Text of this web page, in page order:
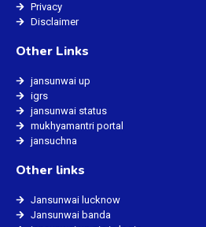
Privacy
Disclaimer
Other Links
jansunwai up
igrs
jansunwai status
mukhyamantri portal
jansuchna
Other links
Jansunwai lucknow
Jansunwai banda